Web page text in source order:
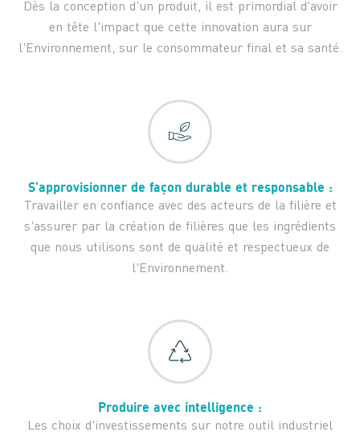
Dès la conception d'un produit, il est primordial d'avoir
en tête l'impact que cette innovation aura sur
l'Environnement, sur le consommateur final et sa santé.
S'approvisionner de façon durable et responsable :
Travailler en confiance avec des acteurs de la filière et
s'assurer par la création de filières que les ingrédients
que nous utilisons sont de qualité et respectueux de
l'Environnement.
Produire avec intelligence :
Les choix d'investissements sur notre outil industriel